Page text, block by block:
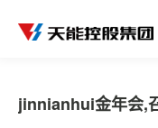
jinnianhui金年会,